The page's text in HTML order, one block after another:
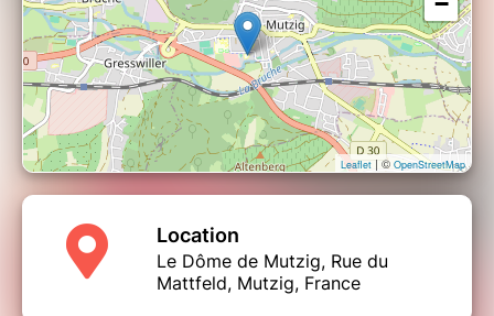
Leaflet | © OpenStreetMap
Location
Le Dôme de Mutzig, Rue du
Mattfeld, Mutzig, France